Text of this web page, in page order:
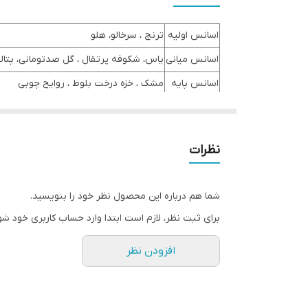
اسانس اولیه ترنج ، سرخالو، هلو
اسانس میانی یاس، شکوفه پرتقال ، گل صدتومانی،
اسانس پایه
مشک ، خزه درخت بلوط ، روایح چوبی
نظرات
شما هم درباره این محصول نظر خود را بنویسید.
برای ثبت نظر، لازم است ابتدا وارد حساب کاربری خود
افزودن نظر